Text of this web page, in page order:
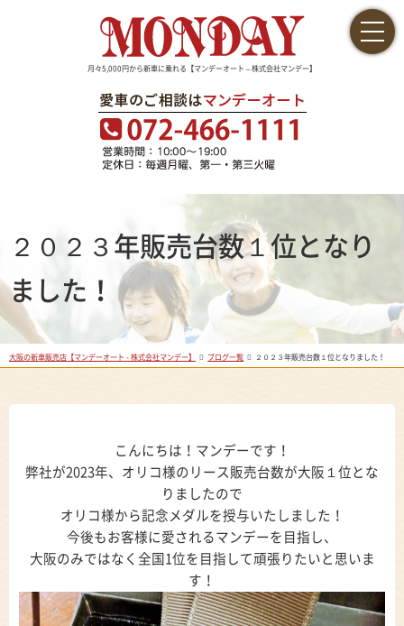
月々5,000円から新車に乗れる【マンデーオート – 株式会社マンデー】
２０２３年販売台数１位となり
ました！
大阪の新車販売店【マンデーオート - 株式会社マンデー】 ブログ一覧 ２０２３年販売台数１位となりました！
こんにちは！マンデーです！
弊社が2023年、オリコ様のリース販売台数が大阪１位とな
りましたので
オリコ様から記念メダルを授与いたしました！
今後もお客様に愛されるマンデーを目指し、
大阪のみではなく全国1位を目指して頑張りたいと思いま
す！